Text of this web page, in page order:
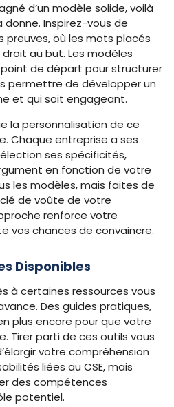
d’un modèle solide, voilà
Inspirez-vous de
preuves, où les mots placés
au but. Les modèles
de départ pour structurer
permettre de développer un
et qui soit engageant.
la personnalisation de ce
Chaque entreprise a ses
ses spécificités,
en fonction de votre
les modèles, mais faites de
de voûte de votre
renforce votre
vos chances de convaincre.
Disponibles
à certaines ressources vous
Des guides pratiques,
plus encore pour que votre
Tirer parti de ces outils vous
votre compréhension
liées au CSE, mais
des compétences
potentiel.